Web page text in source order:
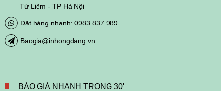
Từ Liêm - TP Hà Nội
Đặt hàng nhanh: 0983 837 989
Baogia@inhongdang.vn
BÁO GIÁ NHANH TRONG 30'